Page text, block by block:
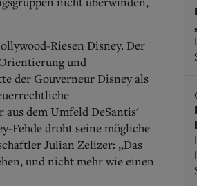
Riesen Disney. Der
und
der Gouverneur Disney als
aus dem Umfeld DeSantis'
Fehde droht seine mögliche
Julian Zelizer: „Das
und nicht mehr wie einen